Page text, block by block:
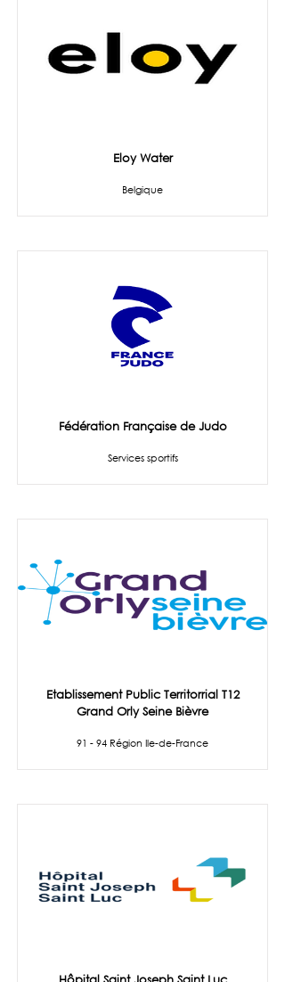
Eloy Water
Belgique
Fédération Française de Judo
Services sportifs
Etablissement Public Territorrial T12
Grand Orly Seine Bièvre
91 - 94 Région Ile-de-France